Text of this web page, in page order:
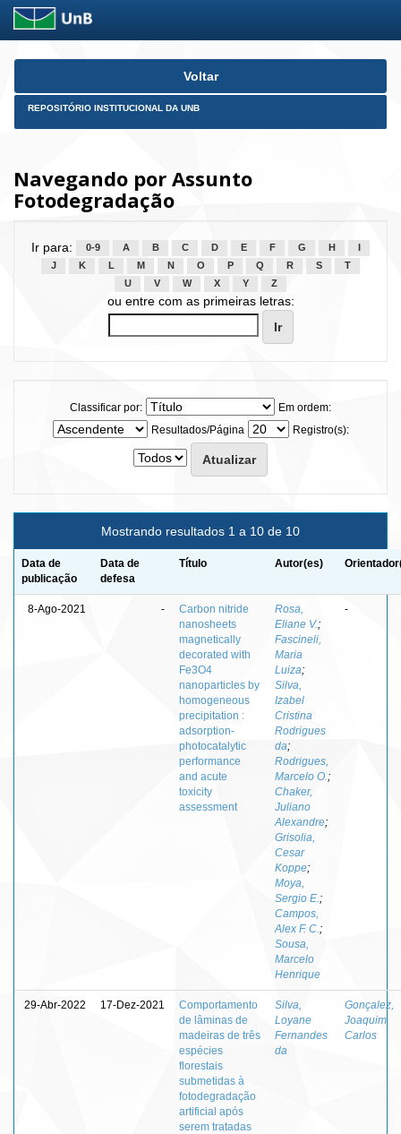
Skip
Voltar
REPOSITÓRIO INSTITUCIONAL DA UNB
Navegando por Assunto
Fotodegradação
Ir para: 0-9 A B C D E F G H
J
K L M N O P Q R S
T
U
V W X Y Z
ou entre com as primeiras letras:
Classificar por:
Em ordem:
Resultados/Página
Registro(s):
Mostrando resultados 1 a 10 de 10
Data de
publicação
Data de
defesa
Título Autor(es)
8-Ago-2021 -
Carbon nitride
nanosheets
magnetically
decorated with
Fe3O4
nanoparticles by
homogeneous
precipitation :
adsorption-
photocatalytic
performance
and acute
toxicity
assessment
Rosa,
Eliane V.;
Fascineli,
Maria
Luiza;
Silva,
Izabel
Cristina
Rodrigues
da;
Rodrigues,
Marcelo O. ;
Chaker,
Juliano
Alexandre;
Grisolia,
Cesar
Koppe;
Moya,
Sergio E. ;
Campos,
Alex F. C. ;
Sousa,
Marcelo
Henrique
-
29-Abr-2022 17-Dez-2021
Comportamento
de lâminas de
madeiras de três
espécies
florestais
submetidas à
fotodegradação
artificial após
serem tratadas
Silva,
Loyane
Fernandes
da
Gonçalez,
Joaquim
Carlos